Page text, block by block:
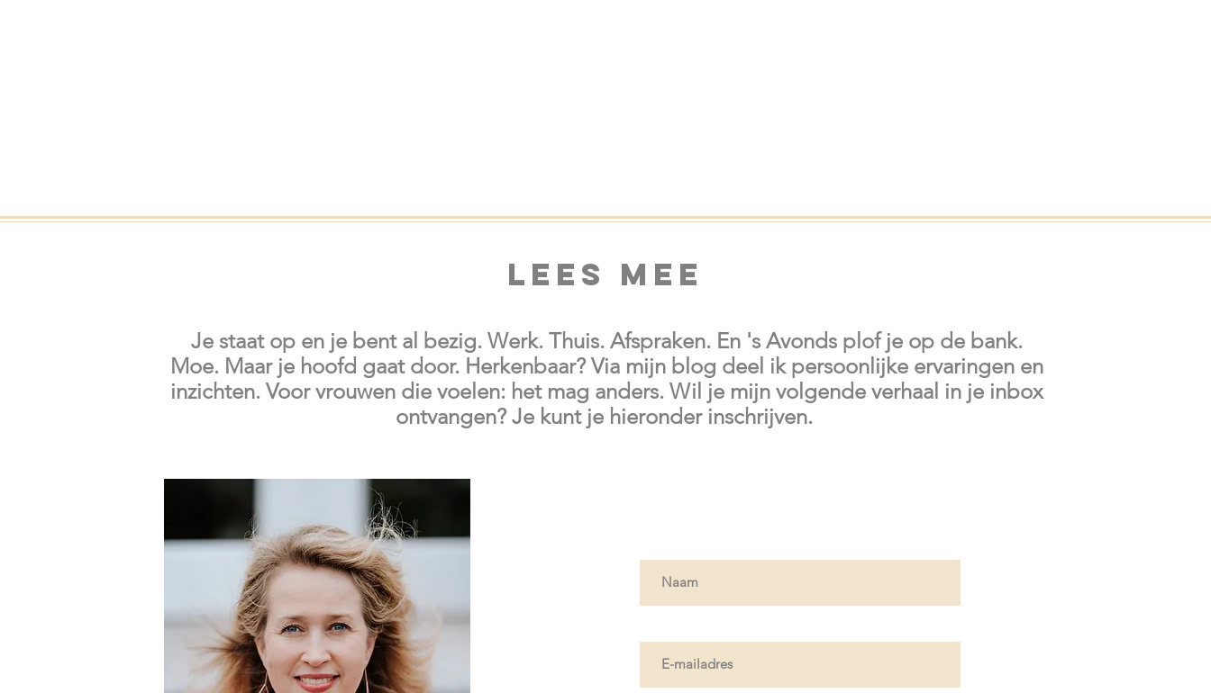
Lees mee
Je staat op en je bent al bezig. Werk. Thuis. Afspraken. En 's Avonds plof je op de bank.
Moe. Maar je hoofd gaat door. Herkenbaar? Via mijn blog deel ik persoonlijke ervaringen en
inzichten. Voor vrouwen die voelen: het mag anders. Wil je mijn volgende verhaal in je inbox
ontvangen? Je kunt je hieronder inschrijven.